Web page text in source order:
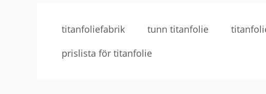
titanfoliefabrik tunn titanfolie
prislista för titanfolie